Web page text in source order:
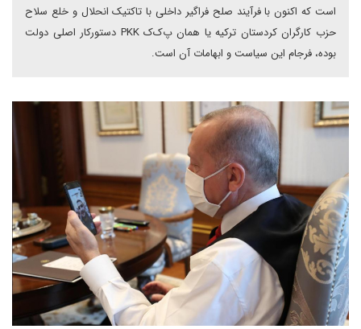
است که اکنون با فرآیند صلح فراگیر داخلی با تاکتیک انحلال و خلع سلاح
حزب کارگران کردستان ترکیه یا همان پ‌ک‌ک PKK دستورکار اصلی دولت
بوده، فرجام این سیاست و ابهامات آن است.